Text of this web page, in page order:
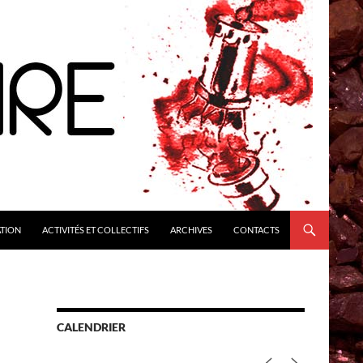
ACTIVITÉS ET COLLECTIFS ARCHIVES CONTACTS
CALENDRIER